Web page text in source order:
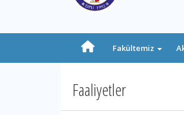
Fakültemiz
Faaliyetler